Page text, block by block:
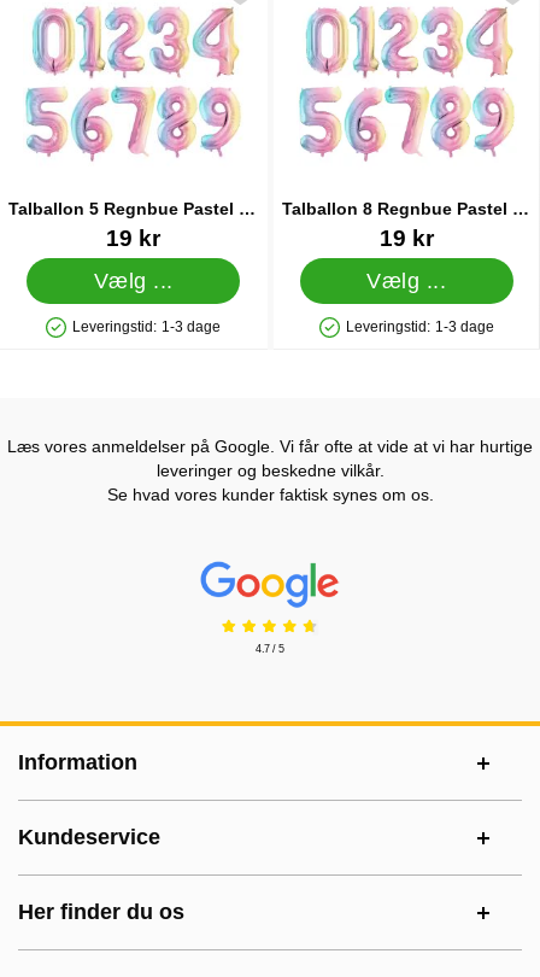
Talballon 5 Regnbue Pastel 86
cm
Varenr 9132019 kr
Vælg ...
Produkttilgængelighed: På lager
Leveringstid: 1-3 dage
Talballon 8 Regnbue Pastel 86
cm
Varenr 9132319 kr
Vælg ...
Produkttilgængelighed: På lager
Leveringstid: 1-3 dage
Læs vores anmeldelser på Google. Vi får ofte at vide at vi har hurtige
leveringer og beskedne vilkår.
Se hvad vores kunder faktisk synes om os.
Prisjakt Anmeldelser: 4.7 Stjerne
4.7 / 5
Information
Kundeservice
Her finder du os